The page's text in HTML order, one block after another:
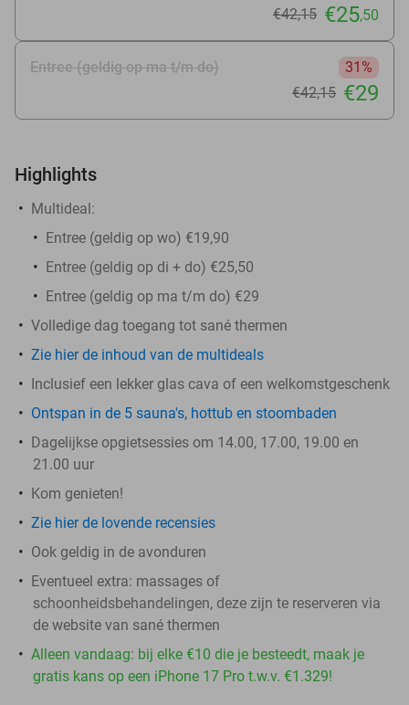
€42,15 €25,50
Entree (geldig op ma t/m do)
31%
€42,15 €29
Highlights
Multideal:
Entree (geldig op wo) €19,90
Entree (geldig op di + do) €25,50
Entree (geldig op ma t/m do) €29
Volledige dag toegang tot sané thermen
Zie hier de inhoud van de multideals
Inclusief een lekker glas cava of een welkomstgeschenk
Ontspan in de 5 sauna's, hottub en stoombaden
Dagelijkse opgietsessies om 14.00, 17.00, 19.00 en
21.00 uur
Kom genieten!
Zie hier de lovende recensies
Ook geldig in de avonduren
Eventueel extra: massages of
schoonheidsbehandelingen, deze zijn te reserveren via
de website van sané thermen
Alleen vandaag: bij elke €10 die je besteedt, maak je
gratis kans op een iPhone 17 Pro t.w.v. €1.329!